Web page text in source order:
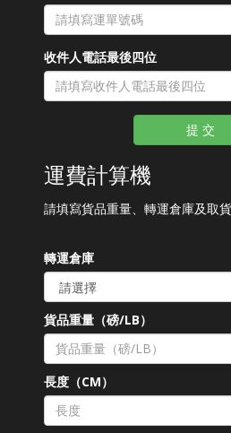
收件人電話最後四位
提 交
運費計算機
請填寫貨品重量、轉運倉庫及取
轉運倉庫
貨品重量（磅/LB）
長度（CM）